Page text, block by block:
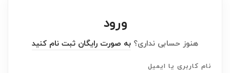
ورود
هنوز حسابی نداری؟ به صورت رایگان ثبت نام کنید
نام کاربری یا ایمیل